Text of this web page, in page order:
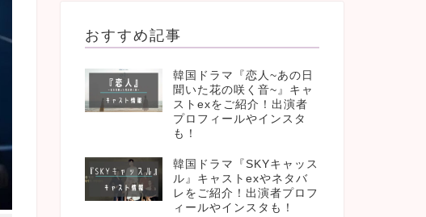
おすすめ記事
韓国ドラマ『恋人~あの日
聞いた花の咲く音~』キャ
ストexをご紹介！出演者
プロフィールやインスタ
も！
韓国ドラマ『SKYキャッス
ル』キャストexやネタバ
レをご紹介！出演者プロフ
ィールやインスタも！